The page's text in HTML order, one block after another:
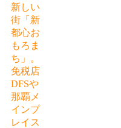
新しい
街「新
都心お
もろま
ち」。
免税店
DFSや
那覇メ
インプ
レイス